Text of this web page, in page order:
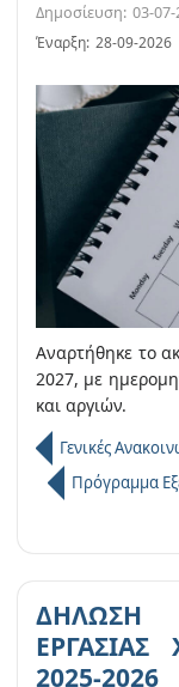
Δημοσίευση: 03-
Έναρξη: 28-09-2026
Αναρτήθηκε το
2027, με
και αργιών.
Γενικές
Πρόγραμμα
ΔΗΛΩΣΗ
2025-2026